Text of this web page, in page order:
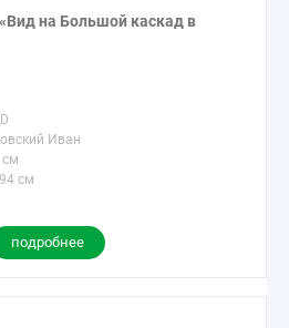
на Большой каскад в
Иван
см
см
подробнее